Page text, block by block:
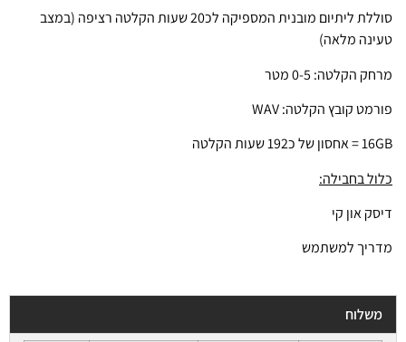
סוללת ליתיום מובנית המספיקה לכ20 שעות הקלטה רציפה (במצב
טעינה מלאה)
מרחק הקלטה: 0-5 מטר
פורמט קובץ הקלטה: WAV
16GB = אחסון של כ192 שעות הקלטה
כלול בחבילה:
דיסק און קי
מדריך למשתמש
משלוח